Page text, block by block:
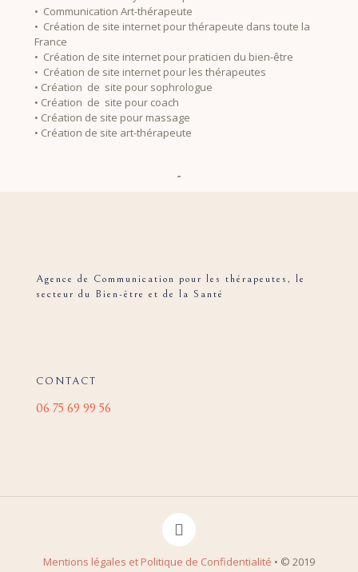
• Communication Art-thérapeute
• Création de site internet pour thérapeute dans toute la
France
• Création de site internet pour praticien du bien-être
• Création de site internet pour les thérapeutes
• Création de site pour sophrologue
• Création de site pour coach
• Création de site pour massage
• Création de site art-thérapeute
Agence de Communication pour les thérapeutes, le
secteur du Bien-être et de la Santé
CONTACT
06 75 69 99 56
Mentions légales et Politique de Confidentialité • © 2019